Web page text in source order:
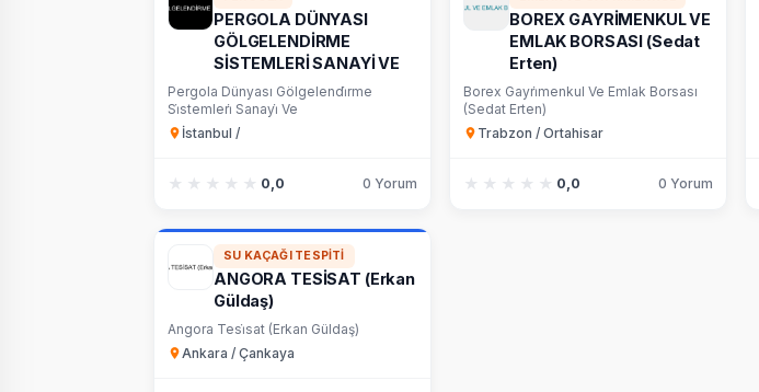
PERGOLA DÜNYASI
GÖLGELENDİRME
SİSTEMLERİ SANAYİ VE
Pergola Dünyası Gölgelendi̇rme
Si̇stemleri̇ Sanayi̇ Ve
İstanbul /
★★★★★
★★★★★ 0,0 0 Yorum
BOREX GAYRİMENKUL VE
EMLAK BORSASI (Sedat
Erten)
Borex Gayri̇menkul Ve Emlak Borsası
(Sedat Erten)
Trabzon / Ortahisar
★★★★★
★★★★★ 0,0 0 Yorum
SU KAÇAĞI TESPITI
ANGORA TESİSAT (Erkan
Güldaş)
Angora Tesi̇sat (Erkan Güldaş)
Ankara / Çankaya